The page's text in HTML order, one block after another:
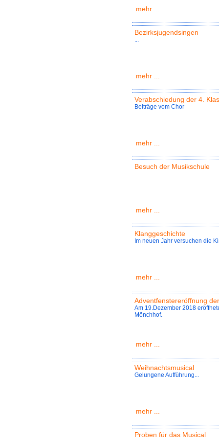
mehr ...
Bezirksjugendsingen
...
mehr ...
Verabschiedung der 4.
Beiträge vom Chor
mehr ...
Besuch der Musikschule
mehr ...
Klanggeschichte
Im neuen Jahr versuchen die
mehr ...
Adventfenstereröffnung
Am 19.Dezember 2018
Mönchhof.
mehr ...
Weihnachtsmusical
Gelungene Aufführung...
mehr ...
Proben für das Musical